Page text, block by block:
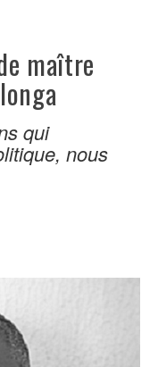
maître
qui
nous